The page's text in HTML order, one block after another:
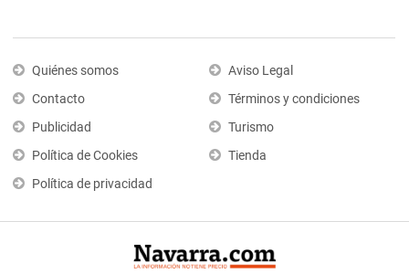
Quiénes somos
Contacto
Publicidad
Política de Cookies
Política de privacidad
Aviso Legal
Términos y condiciones
Turismo
Tienda